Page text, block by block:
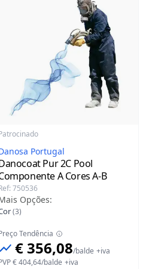
Portugal
Pur 2C Pool
A Cores A-B
: 750536
Opções:
(3)
Tendência
€ 356,08/balde +iva
€ 404,64/balde +iva